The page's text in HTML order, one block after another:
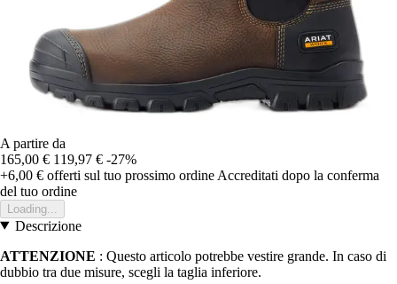
A partire da
165,00 € 119,97 € -27%
+6,00 € offerti sul tuo prossimo ordine Accreditati dopo la conferma
del tuo ordine
Loading...
Descrizione
ATTENZIONE : Questo articolo potrebbe vestire grande. In caso di
dubbio tra due misure, scegli la taglia inferiore.